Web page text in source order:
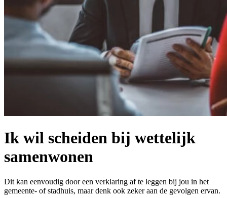
Ik wil scheiden bij wettelijk
samenwonen
Dit kan eenvoudig door een verklaring af te leggen bij jou in het
gemeente- of stadhuis, maar denk ook zeker aan de gevolgen ervan.